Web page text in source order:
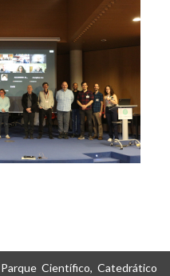
Científico, Catedrático